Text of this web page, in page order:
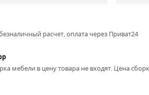
расчет, оплата через Приват24
мебели в цену товара не входят. Цена